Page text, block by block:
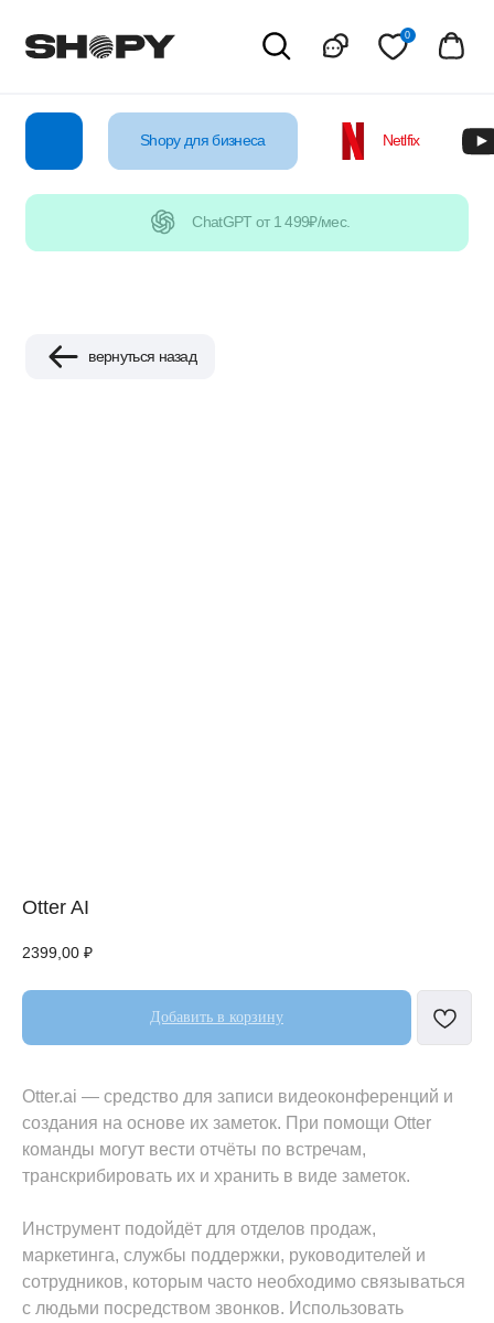
Netlfix
ChatGPT от 1 499₽/мес.
Otter AI
2399,00 ₽
Добавить в корзину
Otter.ai — средство для записи видеоконференций и
создания на основе их заметок. При помощи Otter
команды могут вести отчёты по встречам,
транскрибировать их и хранить в виде заметок.
Инструмент подойдёт для отделов продаж,
маркетинга, службы поддержки, руководителей и
сотрудников, которым часто необходимо связываться
с людьми посредством звонков. Использовать